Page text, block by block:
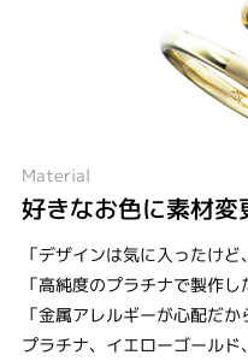
Material
好きなお色に素材変
「デザインは気に入ったけど
「高純度のプラチナで製作し
「金属アレルギーが心配だ
プラチナ、イエローゴール